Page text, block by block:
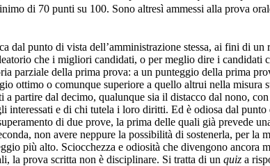
di 70 punti su 100. Sono altresì ammessi alla prova
dal punto di vista dell’amministrazione stessa, ai fini di
che i migliori candidati, o per meglio dire i
parziale della prima prova: a un punteggio della prima
ottimo o comunque superiore a quello altrui nella
partire dal decimo, qualunque sia il distacco dal nono,
interessati e di chi tutela i loro diritti. Ed è odiosa dal
di due prove, la prima delle quali già prevede
non avere neppure la possibilità di sostenerla, per la
più alto. Sciocchezza e odiosità che divengono
la prova scritta non è disciplinare. Si tratta di un quiz a